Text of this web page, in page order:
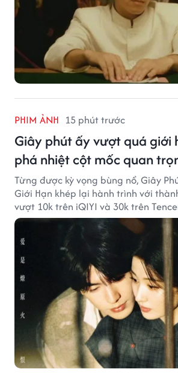
PHIM ẢNH 15 phút trước
Giây phút ấy vượt quá giới
phá nhiệt cột mốc quan
Từng được kỳ vọng bùng nổ, Giây
Giới Hạn khép lại hành trình với
vượt 10k trên iQIYI và 30k trên